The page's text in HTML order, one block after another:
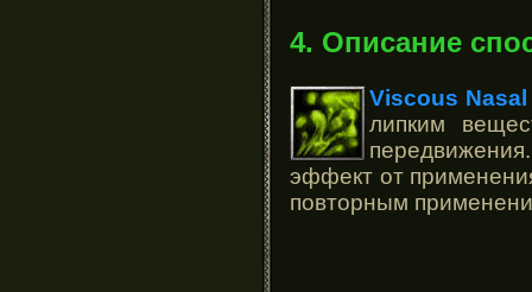
4. Описание
Viscous
липким
эффект от
повторным